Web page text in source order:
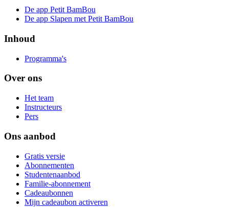
De app Petit BamBou
De app Slapen met Petit BamBou
Inhoud
Programma's
Over ons
Het team
Instructeurs
Pers
Ons aanbod
Gratis versie
Abonnementen
Studentenaanbod
Familie-abonnement
Cadeaubonnen
Mijn cadeaubon activeren